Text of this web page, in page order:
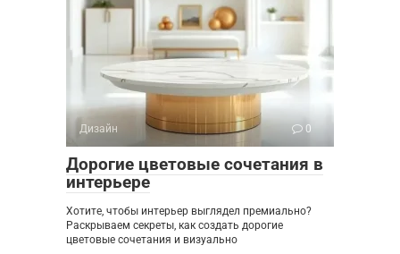
Дизайн 0
Дорогие цветовые сочетания в
интерьере
Хотите, чтобы интерьер выглядел премиально?
Раскрываем секреты, как создать дорогие
цветовые сочетания и визуально